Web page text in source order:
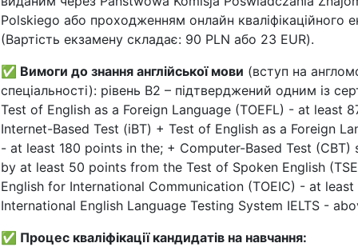
Polskiego або проходженням онлайн кваліфікаційного
(Вартість екзамену складає: 90 PLN або 23 EUR).
✅ Вимоги до знання англійської мови (вступ на
спеціальності): рівень В2 – підтверджений одним із
Test of English as a Foreign Language (TOEFL) - at least
Internet-Based Test (iBT) + Test of English as a Foreign
- at least 180 points in the; + Computer-Based Test (CBT)
by at least 50 points from the Test of Spoken English
English for International Communication (TOEIC) - at
International English Language Testing System IELTS -
✅ Процес кваліфікації кандидатів на навчання: